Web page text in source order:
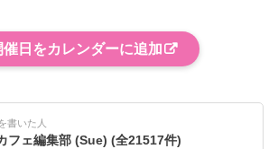
催日をカレンダーに追加
書いた人
フェ編集部 (Sue)(全21517件)